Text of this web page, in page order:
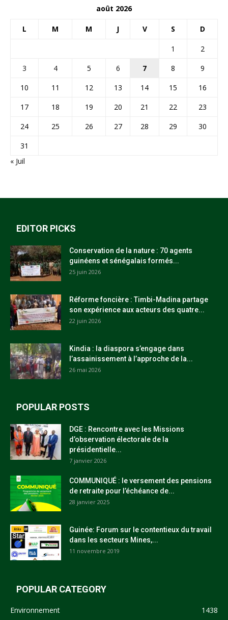
août 2026
L M M J V S D
1
2
3
4 5 6 7 8
9
10
11 12 13 14 15
16
17
18 19 20 21 22
23
24
25 26 27 28 29
30
31
« Juil
EDITOR PICKS
Conservation de la nature : 70 agents
guinéens et sénégalais formés...
25 juin 2026
Réforme foncière : Timbi-Madina partage
son expérience aux acteurs des quatre...
22 juin 2026
Kindia : la diaspora s’engage dans
l’assainissement à l’approche de la...
26 mai 2026
POPULAR POSTS
DGE : Rencontre avec les Missions
d’observation électorale de la
présidentielle...
7 janvier 2026
COMMUNIQUÉ : le versement des pensions
de retraite pour l’échéance de...
28 janvier 2025
Guinée: Forum sur le contentieux du travail
dans les secteurs Mines,...
11 novembre 2019
POPULAR CATEGORY
Environnement
1438